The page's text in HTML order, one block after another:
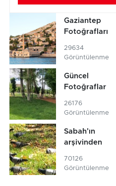
Gaziantep
Fotoğrafları
29634
Görüntülenme
Güncel
Fotoğraflar
26176
Görüntülenme
Sabah'ın
arşivinden
70126
Görüntülenme